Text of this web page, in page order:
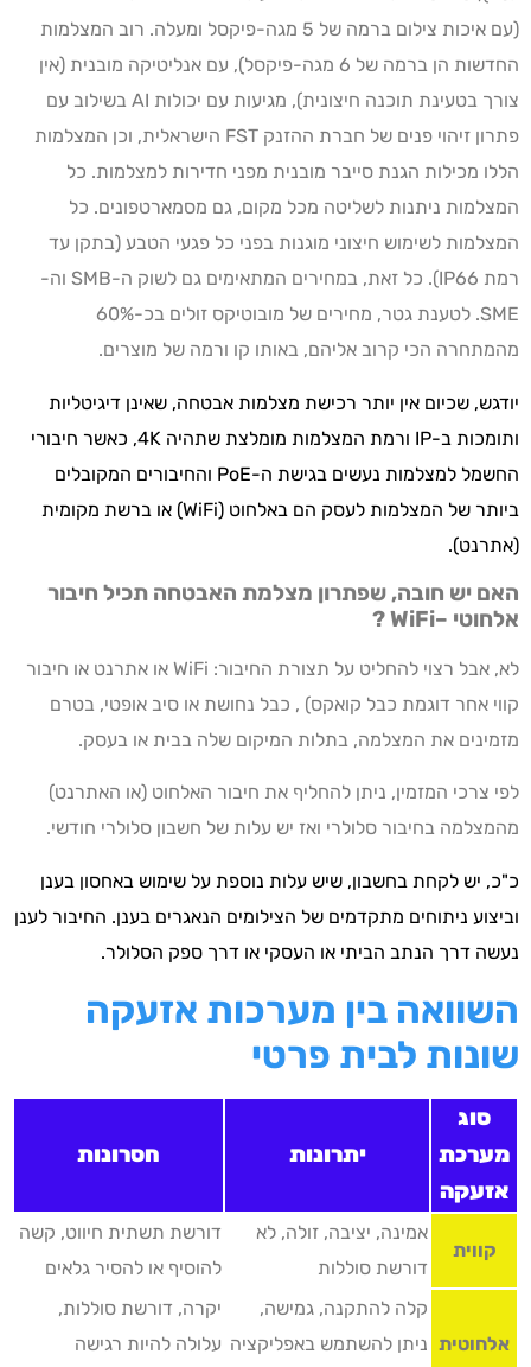
(עם איכות צילום ברמה של 5 מגה-פיקסל ומעלה. רוב המצלמות
החדשות הן ברמה של 6 מגה-פיקסל), עם אנליטיקה מובנית (אין
צורך בטעינת תוכנה חיצונית), מגיעות עם יכולות AI בשילוב עם
פתרון זיהוי פנים של חברת ההזנק FST הישראלית, וכן המצלמות
הללו מכילות הגנת סייבר מובנית מפני חדירות למצלמות. כל
המצלמות ניתנות לשליטה מכל מקום, גם מסמארטפונים. כל
המצלמות לשימוש חיצוני מוגנות בפני כל פגעי הטבע (בתקן עד
רמת IP66). כל זאת, במחירים המתאימים גם לשוק ה-SMB וה-
SME. לטענת גטר, מחירים של מובוטיקס זולים בכ-60%
מהמתחרה הכי קרוב אליהם, באותו קו ורמה של מוצרים.
יודגש, שכיום אין יותר רכישת מצלמות אבטחה, שאינן דיגיטליות
ותומכות ב-IP ורמת המצלמות מומלצת שתהיה 4K, כאשר חיבורי
החשמל למצלמות נעשים בגישת ה-PoE והחיבורים המקובלים
ביותר של המצלמות לעסק הם באלחוט (WiFi) או ברשת מקומית
(אתרנט).
האם יש חובה, שפתרון מצלמת האבטחה תכיל חיבור
אלחוטי –WiFi
?
לא, אבל רצוי להחליט על תצורת החיבור: WiFi או אתרנט או חיבור
קווי אחר דוגמת כבל קואקס) , כבל נחושת או סיב אופטי, בטרם
מזמינים את המצלמה, בתלות המיקום שלה בבית או בעסק.
לפי צרכי המזמין, ניתן להחליף את חיבור האלחוט (או האתרנט)
מהמצלמה בחיבור סלולרי ואז יש עלות של חשבון סלולרי חודשי.
כ"כ, יש לקחת בחשבון, שיש עלות נוספת על שימוש באחסון בענן
וביצוע ניתוחים מתקדמים של הצילומים הנאגרים בענן. החיבור לענן
נעשה דרך הנתב הביתי או העסקי או דרך ספק הסלולר.
השוואה בין מערכות אזעקה
שונות לבית פרטי
סוג
מערכת
אזעקה
יתרונות חסרונות
קווית
אמינה, יציבה, זולה, לא
דורשת סוללות
דורשת תשתית חיווט, קשה
להוסיף או להסיר גלאים
אלחוטית
קלה להתקנה, גמישה,
ניתן להשתמש באפליקציה
יקרה, דורשת סוללות,
עלולה להיות רגישה